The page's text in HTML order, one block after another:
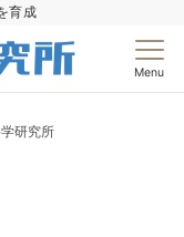
育成
Menu
研究所